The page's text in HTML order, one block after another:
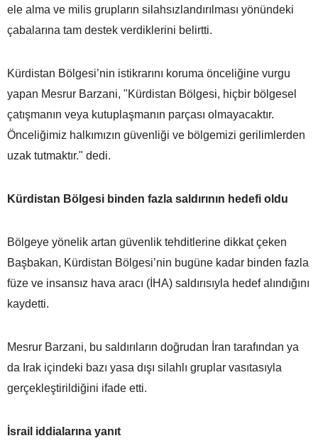
ele alma ve milis grupların silahsızlandırılması yönündeki
çabalarına tam destek verdiklerini belirtti.
Kürdistan Bölgesi’nin istikrarını koruma önceliğine vurgu
yapan Mesrur Barzani, "Kürdistan Bölgesi, hiçbir bölgesel
çatışmanın veya kutuplaşmanın parçası olmayacaktır.
Önceliğimiz halkımızın güvenliği ve bölgemizi gerilimlerden
uzak tutmaktır." dedi.
Kürdistan Bölgesi binden fazla saldırının hedefi oldu
Bölgeye yönelik artan güvenlik tehditlerine dikkat çeken
Başbakan, Kürdistan Bölgesi’nin bugüne kadar binden fazla
füze ve insansız hava aracı (İHA) saldırısıyla hedef alındığını
kaydetti.
Mesrur Barzani, bu saldırıların doğrudan İran tarafından ya
da Irak içindeki bazı yasa dışı silahlı gruplar vasıtasıyla
gerçekleştirildiğini ifade etti.
İsrail iddialarına yanıt